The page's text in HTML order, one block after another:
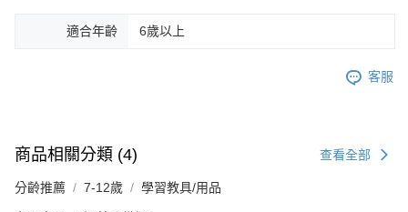
適合年齡 6歲以上
客服
商品相關分類 (4) 查看全部
分齡推薦 7-12歲 學習教具/用品